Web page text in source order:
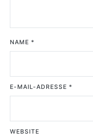
NAME *
E-MAIL-ADRESSE *
WEBSITE